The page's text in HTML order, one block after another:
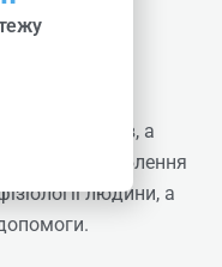
Профі-
ексклюзивні
методів, а
для поглиблення
людини, а